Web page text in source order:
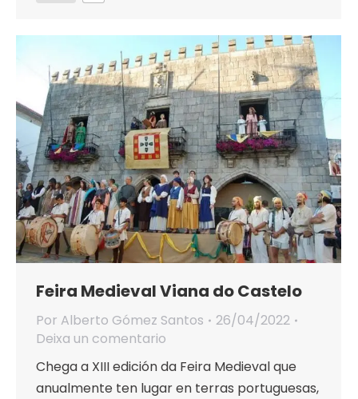
Feira Medieval Viana do Castelo
Por Alberto Gómez Santos
26/04/2022
Deixa un comentario
Chega a XIII edición da Feira Medieval que
anualmente ten lugar en terras portuguesas,